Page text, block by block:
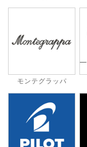
モンテグラッパ